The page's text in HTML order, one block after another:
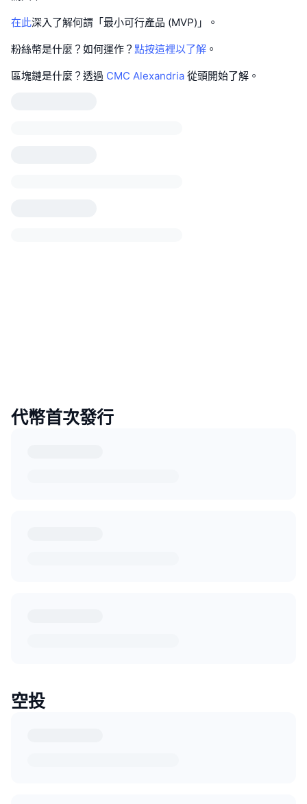
在此深入了解何謂「最小可行產品 (MVP)」。
粉絲幣是什麼？如何運作？ 點按這裡以了解 。
區塊鏈是什麼？透過 CMC Alexandria 從頭開始了解。
代幣首次發行
空投